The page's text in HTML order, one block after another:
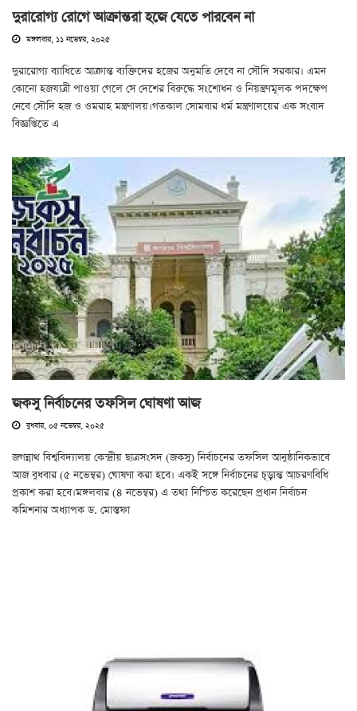
দুরারোগ্য রোগে আক্রান্তরা হজে যেতে পারবেন না
মঙ্গলবার, ১১ নভেম্বর, ২০২৫
দুরারোগ্য ব্যাধিতে আক্রান্ত ব্যক্তিদের হজের অনুমতি দেবে না সৌদি সরকার। এমন
কোনো হজযাত্রী পাওয়া গেলে সে দেশের বিরুদ্ধে সংশোধন ও নিয়ন্ত্রণমূলক পদক্ষেপ
নেবে সৌদি হজ ও ওমরাহ মন্ত্রণালয়।গতকাল সোমবার ধর্ম মন্ত্রণালয়ের এক সংবাদ
বিজ্ঞপ্তিতে এ
জকসু নির্বাচনের তফসিল ঘোষণা আজ
বুধবার, ০৫ নভেম্বর, ২০২৫
জগন্নাথ বিশ্ববিদ্যালয় কেন্দ্রীয় ছাত্রসংসদ (জকসু) নির্বাচনের তফসিল আনুষ্ঠানিকভাবে
আজ বুধবার (৫ নভেম্বর) ঘোষণা করা হবে। একই সঙ্গে নির্বাচনের চূড়ান্ত আচরণবিধি
প্রকাশ করা হবে।মঙ্গলবার (৪ নভেম্বর) এ তথ্য নিশ্চিত করেছেন প্রধান নির্বাচন
কমিশনার অধ্যাপক ড. মোস্তফা